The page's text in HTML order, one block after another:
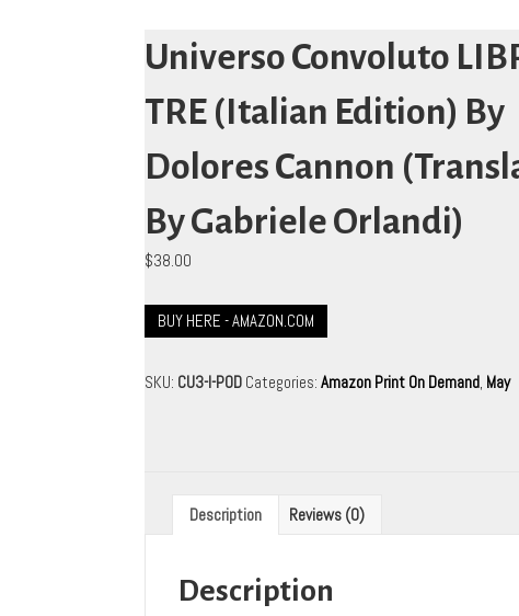
Universo Convoluto
TRE (Italian Edition) By
Dolores Cannon
By Gabriele Orlandi)
$38.00
BUY HERE - AMAZON.COM
SKU: CU3-I-POD Categories: Amazon Print On Demand, May
Description Reviews (0)
Description